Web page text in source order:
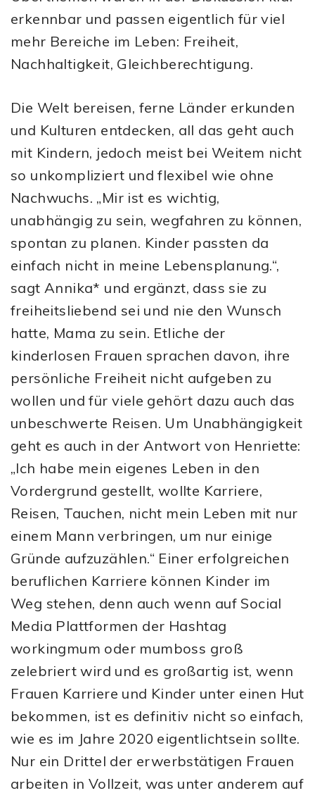
erkennbar und passen eigentlich für viel
mehr Bereiche im Leben: Freiheit,
Nachhaltigkeit, Gleichberechtigung.
Die Welt bereisen, ferne Länder erkunden
und Kulturen entdecken, all das geht auch
mit Kindern, jedoch meist bei Weitem nicht
so unkompliziert und flexibel wie ohne
Nachwuchs. „Mir ist es wichtig,
unabhängig zu sein, wegfahren zu können,
spontan zu planen. Kinder passten da
einfach nicht in meine Lebensplanung.“,
sagt Annika* und ergänzt, dass sie zu
freiheitsliebend sei und nie den Wunsch
hatte, Mama zu sein. Etliche der
kinderlosen Frauen sprachen davon, ihre
persönliche Freiheit nicht aufgeben zu
wollen und für viele gehört dazu auch das
unbeschwerte Reisen. Um Unabhängigkeit
geht es auch in der Antwort von Henriette:
„Ich habe mein eigenes Leben in den
Vordergrund gestellt, wollte Karriere,
Reisen, Tauchen, nicht mein Leben mit nur
einem Mann verbringen, um nur einige
Gründe aufzuzählen.“ Einer erfolgreichen
beruflichen Karriere können Kinder im
Weg stehen, denn auch wenn auf Social
Media Plattformen der Hashtag
workingmum oder mumboss groß
zelebriert wird und es großartig ist, wenn
Frauen Karriere und Kinder unter einen Hut
bekommen, ist es definitiv nicht so einfach,
wie es im Jahre 2020 eigentlichtsein sollte.
Nur ein Drittel der erwerbstätigen Frauen
arbeiten in Vollzeit, was unter anderem auf